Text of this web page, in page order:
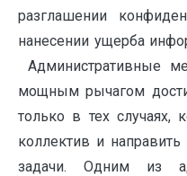
разглашении
нанесении ущерба
Административные
мощным рычагом
только в тех случаях,
коллектив и
задачи. Одним из